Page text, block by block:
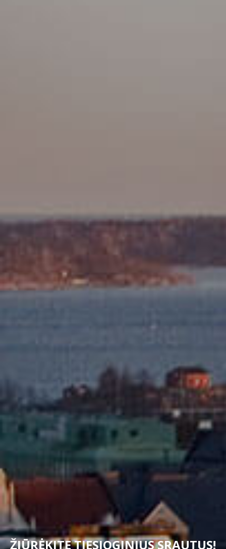
ŽIŪRĖKITE TIESIOGINIUS SRAUTUS!